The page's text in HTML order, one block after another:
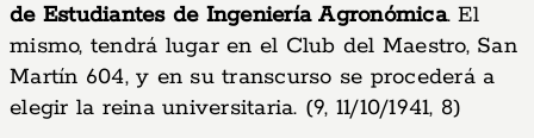
de Estudiantes de Ingeniería Agronómica. El
mismo, tendrá lugar en el Club del Maestro, San
Martín 604, y en su transcurso se procederá a
elegir la reina universitaria. (9, 11/10/1941, 8)